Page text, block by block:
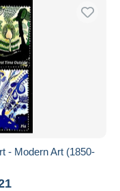
- Modern Art (1850-